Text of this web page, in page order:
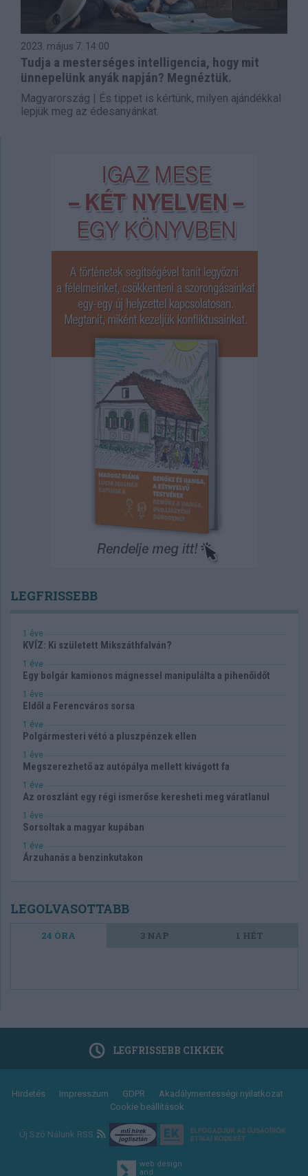
2023. május 7. 14:00
Tudja a mesterséges intelligencia, hogy mit
ünnepelünk anyák napján? Megnéztük.
Magyarország | És tippet is kértünk, milyen ajándékkal
lepjük meg az édesanyánkat.
LEGFRISSEBB
1 éve
KVÍZ: Ki született Mikszáthfalván?
1 éve
Egy bolgár kamionos mágnessel manipulálta a pihenőidőt
1 éve
Eldől a Ferencváros sorsa
1 éve
Polgármesteri vétó a pluszpénzek ellen
1 éve
Megszerezhető az autópálya mellett kivágott fa
1 éve
Az oroszlánt egy régi ismerőse keresheti meg váratlanul
1 éve
Sorsoltak a magyar kupában
1 éve
Árzuhanás a benzinkutakon
LEGOLVASOTTABB
24 ÓRA 3 NAP 1 HÉT
LEGFRISSEBB CIKKEK
Footer
Hirdetés Impresszum GDPR
Akadálymentességi nyilatkozat
Cookie beállítások
Új Szó Nálunk RSS
web design
and